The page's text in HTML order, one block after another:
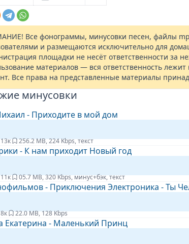
Все фонограммы, минусовки песен, файлы
и размещаются исключительно для
площадки не несёт ответственности за
материалов — вся ответственность
Все права на представленные материалы
минусовки
- Приходите в мой дом
13к 256.2 MB, 224 Kbps, текст
- К нам приходит Новый год
11к 05.7 MB, 320 Kbps, минус+бэк, текст
- Приключения Электроника - Ты
8к 22.0 MB, 128 Kbps
Екатерина - Маленький Принц